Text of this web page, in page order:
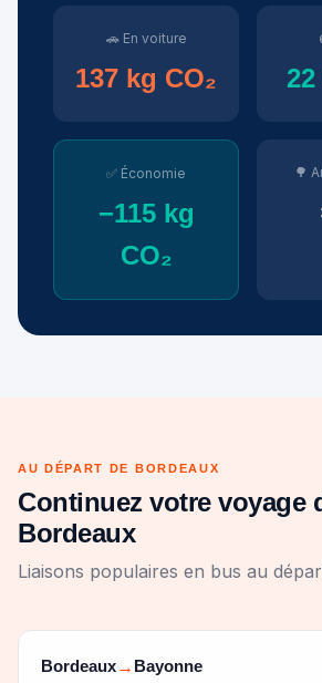
🚗 En voiture
137 kg CO₂ 22
✅ Économie
−115 kg
CO₂
🌳
AU DÉPART DE BORDEAUX
Continuez votre voyage
Bordeaux
Liaisons populaires en bus au
Bordeaux→ Bayonne